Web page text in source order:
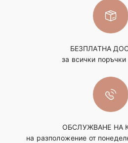
БЕЗПЛАТНА
за всички
ОБСЛУЖВАНЕ НА
на разположение от